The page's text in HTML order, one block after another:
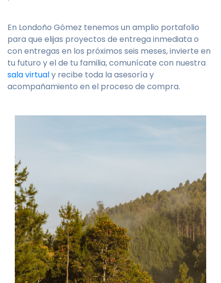
En Londoño Gómez tenemos un amplio portafolio
para que elijas proyectos de entrega inmediata o
con entregas en los próximos seis meses, invierte en
tu futuro y el de tu familia, comunícate con nuestra
sala virtualy recibe toda la asesoría y
acompañamiento en el proceso de compra.